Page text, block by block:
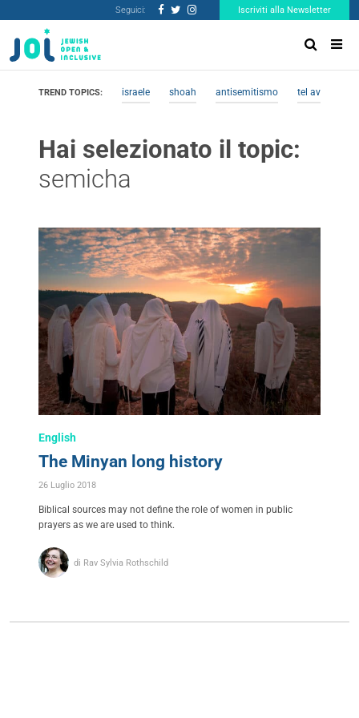
Seguici: Iscriviti alla Newsletter
TREND TOPICS: israele shoah antisemitismo tel aviv
Hai selezionato il topic:
semicha
English
The Minyan long history
26 Luglio 2018
Biblical sources may not define the role of women in public
prayers as we are used to think.
di Rav Sylvia Rothschild